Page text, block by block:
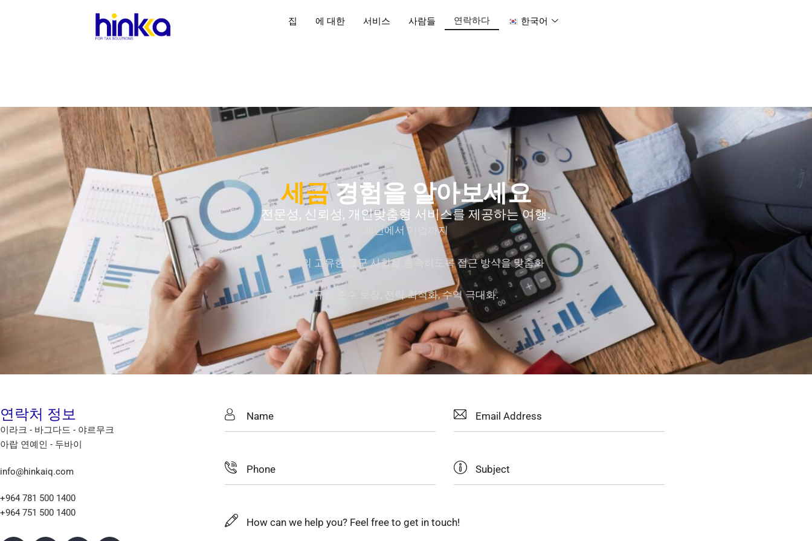
집 에 대한 서비스 사람들 연락하다 한국어
세금경험을 알아보세요
전문성, 신뢰성, 개인맞춤형 서비스를 제공하는 여행.
개인에서 기업까지
각 고객의 고유한 요구 사항을 충족하도록 접근 방식을 맞춤화
규정 준수 보장, 전략 최적화, 수익 극대화.
연락처 정보
이라크 - 바그다드 - 야르무크
아랍 연예인 - 두바이
info@hinkaiq.com
+964 781 500 1400
+964 751 500 1400